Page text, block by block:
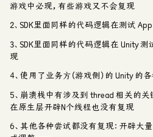
游戏中必现，有些游戏又不会复现
2、SDK里面同样的代码逻辑在测试
3、SDK里面同样的代码逻辑在 Unity
现
4、使用了业务方（游戏侧）的 Unity 的
5、崩溃栈中有涉及到 thread 相关的关
在原生层开辟N个线程也没有复现
6、其他各种尝试都没有复现：开辟大